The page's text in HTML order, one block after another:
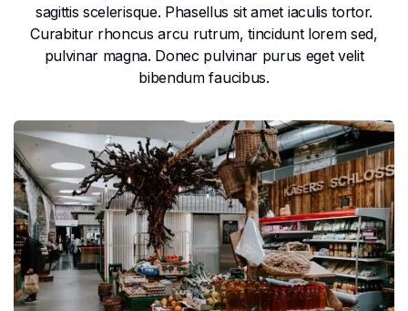
sagittis scelerisque. Phasellus sit amet iaculis tortor.
Curabitur rhoncus arcu rutrum, tincidunt lorem sed,
pulvinar magna. Donec pulvinar purus eget velit
bibendum faucibus.